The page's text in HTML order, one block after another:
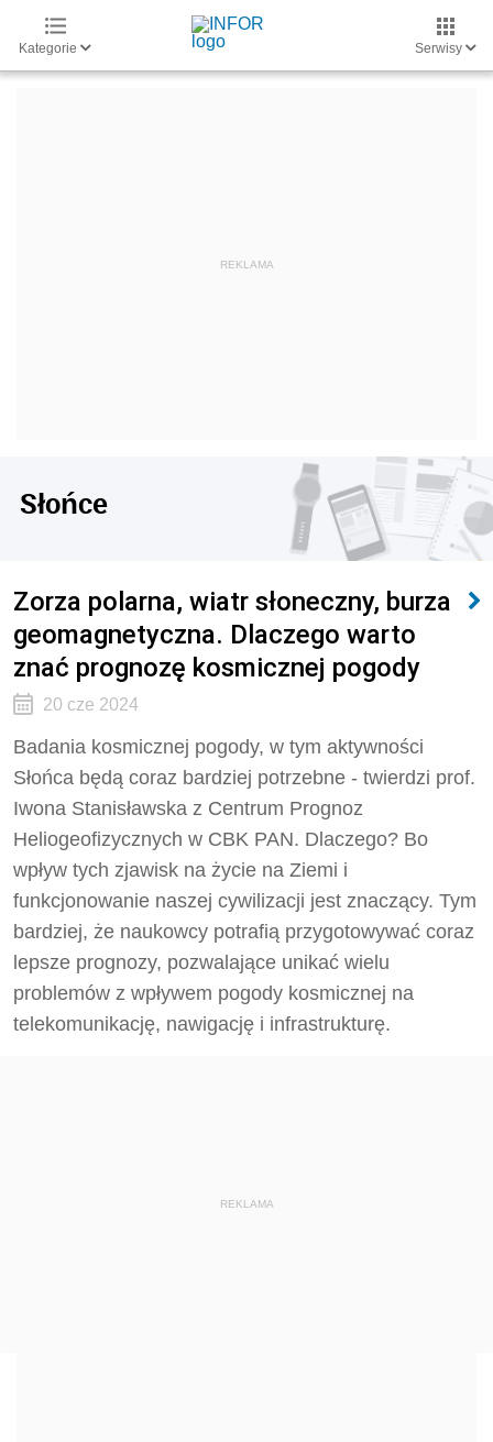
Kategorie Serwisy
Słońce
Zorza polarna, wiatr słoneczny, burza
geomagnetyczna. Dlaczego warto
znać prognozę kosmicznej pogody
20 cze 2024
Badania kosmicznej pogody, w tym aktywności
Słońca będą coraz bardziej potrzebne - twierdzi prof.
Iwona Stanisławska z Centrum Prognoz
Heliogeofizycznych w CBK PAN. Dlaczego? Bo
wpływ tych zjawisk na życie na Ziemi i
funkcjonowanie naszej cywilizacji jest znaczący. Tym
bardziej, że naukowcy potrafią przygotowywać coraz
lepsze prognozy, pozwalające unikać wielu
problemów z wpływem pogody kosmicznej na
telekomunikację, nawigację i infrastrukturę.
REKLAMA